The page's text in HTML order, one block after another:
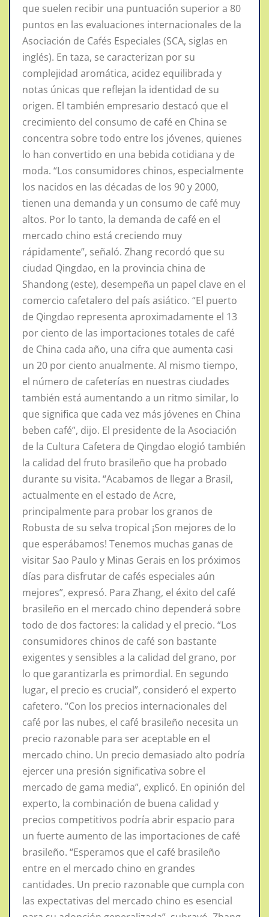
que suelen recibir una puntuación superior a 80
puntos en las evaluaciones internacionales de la
Asociación de Cafés Especiales (SCA, siglas en
inglés). En taza, se caracterizan por su
complejidad aromática, acidez equilibrada y
notas únicas que reflejan la identidad de su
origen. El también empresario destacó que el
crecimiento del consumo de café en China se
concentra sobre todo entre los jóvenes, quienes
lo han convertido en una bebida cotidiana y de
moda. “Los consumidores chinos, especialmente
los nacidos en las décadas de los 90 y 2000,
tienen una demanda y un consumo de café muy
altos. Por lo tanto, la demanda de café en el
mercado chino está creciendo muy
rápidamente”, señaló. Zhang recordó que su
ciudad Qingdao, en la provincia china de
Shandong (este), desempeña un papel clave en el
comercio cafetalero del país asiático. “El puerto
de Qingdao representa aproximadamente el 13
por ciento de las importaciones totales de café
de China cada año, una cifra que aumenta casi
un 20 por ciento anualmente. Al mismo tiempo,
el número de cafeterías en nuestras ciudades
también está aumentando a un ritmo similar, lo
que significa que cada vez más jóvenes en China
beben café”, dijo. El presidente de la Asociación
de la Cultura Cafetera de Qingdao elogió también
la calidad del fruto brasileño que ha probado
durante su visita. “Acabamos de llegar a Brasil,
actualmente en el estado de Acre,
principalmente para probar los granos de
Robusta de su selva tropical ¡Son mejores de lo
que esperábamos! Tenemos muchas ganas de
visitar Sao Paulo y Minas Gerais en los próximos
días para disfrutar de cafés especiales aún
mejores”, expresó. Para Zhang, el éxito del café
brasileño en el mercado chino dependerá sobre
todo de dos factores: la calidad y el precio. “Los
consumidores chinos de café son bastante
exigentes y sensibles a la calidad del grano, por
lo que garantizarla es primordial. En segundo
lugar, el precio es crucial”, consideró el experto
cafetero. “Con los precios internacionales del
café por las nubes, el café brasileño necesita un
precio razonable para ser aceptable en el
mercado chino. Un precio demasiado alto podría
ejercer una presión significativa sobre el
mercado de gama media”, explicó. En opinión del
experto, la combinación de buena calidad y
precios competitivos podría abrir espacio para
un fuerte aumento de las importaciones de café
brasileño. “Esperamos que el café brasileño
entre en el mercado chino en grandes
cantidades. Un precio razonable que cumpla con
las expectativas del mercado chino es esencial